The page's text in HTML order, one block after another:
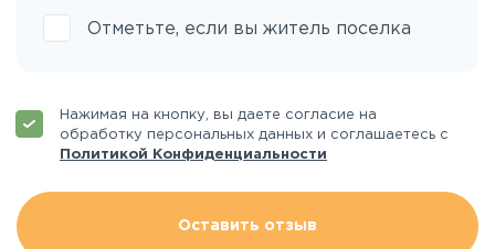
Отметьте, если вы житель поселка
Нажимая на кнопку, вы даете согласие на
обработку персональных данных и соглашаетесь с
Политикой Конфиденциальности
Оставить отзыв